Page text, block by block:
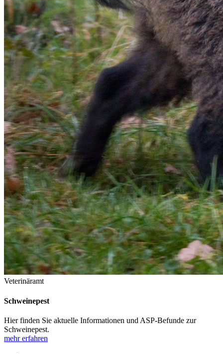
Veterinäramt
Schweinepest
Hier finden Sie aktuelle Informationen und ASP-Befunde zur
Schweinepest.
mehr erfahren